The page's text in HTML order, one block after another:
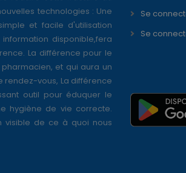
technologies : Une
et facile d'utilisation
disponible,fera
La différence pour le
et qui aura un
vous, La différence
outil pour éduquer le
hygiène de vie correcte.
visible de ce à quoi nous
Se
Se